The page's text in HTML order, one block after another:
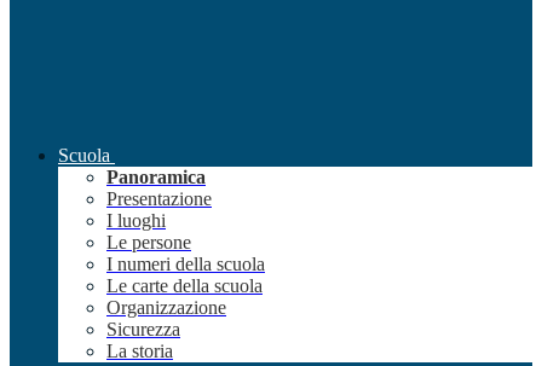
Scuola
Panoramica
Presentazione
I luoghi
Le persone
I numeri della scuola
Le carte della scuola
Organizzazione
Sicurezza
La storia